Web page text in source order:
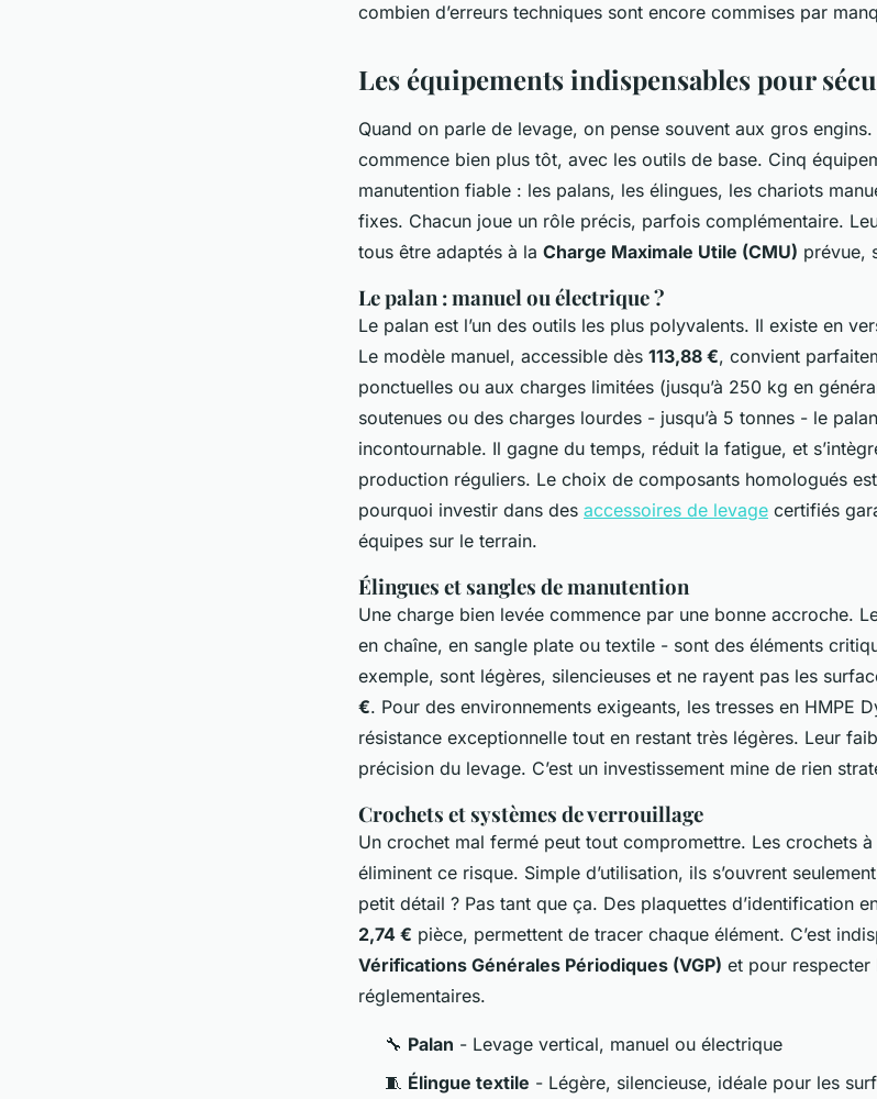
combien d’erreurs techniques sont encore commises par
Les équipements indispensables pour
Quand on parle de levage, on pense souvent aux gros
commence bien plus tôt, avec les outils de base. Cinq
manutention fiable : les palans, les élingues, les chariots
fixes. Chacun joue un rôle précis, parfois complémentaire.
tous être adaptés à la Charge Maximale Utile (CMU) prévue,
Le palan : manuel ou électrique ?
Le palan est l’un des outils les plus polyvalents. Il existe en
Le modèle manuel, accessible dès 113,88 €, convient
ponctuelles ou aux charges limitées (jusqu’à 250 kg en
soutenues ou des charges lourdes - jusqu’à 5 tonnes - le
incontournable. Il gagne du temps, réduit la fatigue, et
production réguliers. Le choix de composants homologués
pourquoi investir dans des accessoires de levage certifiés
équipes sur le terrain.
Élingues et sangles de manutention
Une charge bien levée commence par une bonne accroche.
en chaîne, en sangle plate ou textile - sont des éléments
exemple, sont légères, silencieuses et ne rayent pas les
€. Pour des environnements exigeants, les tresses en HMPE
résistance exceptionnelle tout en restant très légères. Leur
précision du levage. C’est un investissement mine de rien
Crochets et systèmes de verrouillage
Un crochet mal fermé peut tout compromettre. Les crochets
éliminent ce risque. Simple d’utilisation, ils s’ouvrent
petit détail ? Pas tant que ça. Des plaquettes d’identification
2,74 € pièce, permettent de tracer chaque élément. C’est
Vérifications Générales Périodiques (VGP) et pour respecter
réglementaires.
🔧 Palan - Levage vertical, manuel ou électrique
🧵 Élingue textile - Légère, silencieuse, idéale pour les